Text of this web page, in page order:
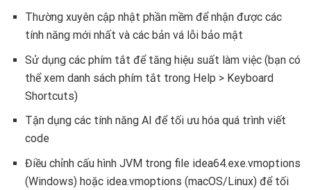
Thường xuyên cập nhật phần mềm để nhận được các
tính năng mới nhất và các bản vá lỗi bảo mật
Sử dụng các phím tắt để tăng hiệu suất làm việc (bạn có
thể xem danh sách phím tắt trong Help > Keyboard
Shortcuts)
Tận dụng các tính năng AI để tối ưu hóa quá trình viết
code
Điều chỉnh cấu hình JVM trong file idea64.exe.vmoptions
(Windows) hoặc idea.vmoptions (macOS/Linux) để tối